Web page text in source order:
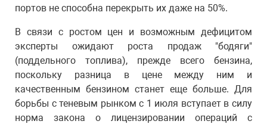
портов не способна перекрыть их даже на 50%.
В связи с ростом цен и возможным дефицитом
эксперты ожидают роста продаж "бодяги"
(поддельного топлива), прежде всего бензина,
поскольку разница в цене между ним и
качественным бензином станет еще больше. Для
борьбы с теневым рынком с 1 июля вступает в силу
норма закона о лицензировании операций с